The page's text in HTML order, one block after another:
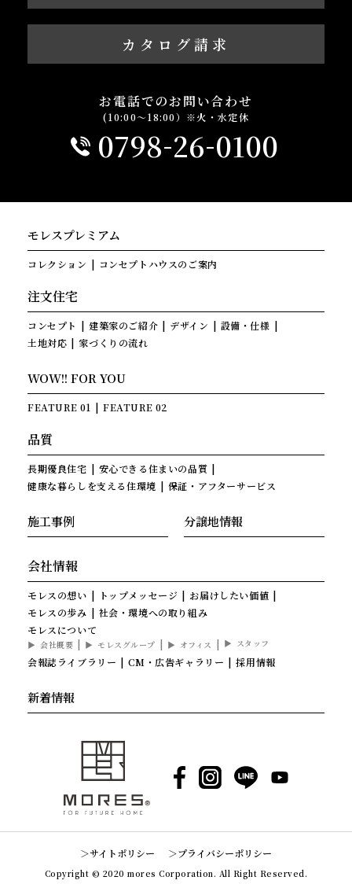
カタログ請求
お電話でのお問い合わせ
(10:00～18:00）※火・水定休
0798-26-0100
モレスプレミアム
コレクション コンセプトハウスのご案内
注文住宅
コンセプト 建築家のご紹介 デザイン
設備・仕様
土地対応
家づくりの流れ
WOW!! FOR YOU
FEATURE 01 FEATURE 02
品質
長期優良住宅
安心できる住まいの品質
健康な暮らしを支える住環境
保証・アフターサービス
施工事例 分譲地情報
会社情報
モレスの想い トップメッセージ
お届けしたい価値
モレスの歩み
社会・環境への取り組み
モレスについて
会社概要 モレスグループ オフィス スタッフ
会報誌ライブラリー CM・広告ギャラリー 採用情報
新着情報
Facebook
Instagram
LINE YouTube
サイトポリシー プライバシーポリシー
Copyright © 2020 mores Corporation. All Right Reserved.